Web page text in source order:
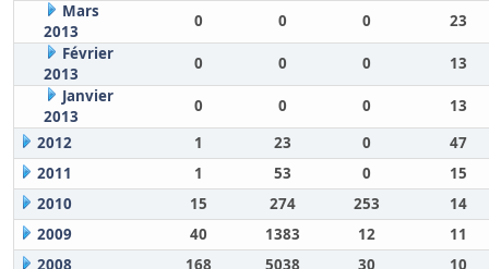
Mars
2013
0 0 0
23
Février
2013
0 0 0
13
Janvier
2013
0 0 0
13
2012
1 23 0
47
2011
1 53 0
15
2010
15 274 253
14
2009
40 1383 12
11
2008
168 5038 30 10